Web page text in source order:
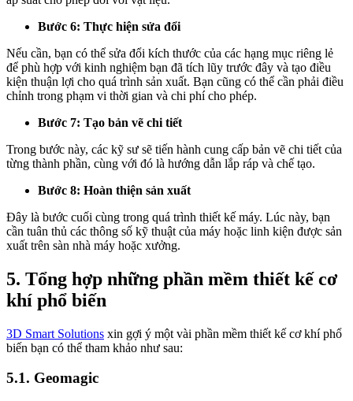
Bước 6: Thực hiện sửa đổi
Nếu cần, bạn có thể sửa đổi kích thước của các hạng mục riêng lẻ
để phù hợp với kinh nghiệm bạn đã tích lũy trước đây và tạo điều
kiện thuận lợi cho quá trình sản xuất. Bạn cũng có thể cần phải điều
chỉnh trong phạm vi thời gian và chi phí cho phép.
Bước 7: Tạo bản vẽ chi tiết
Trong bước này, các kỹ sư sẽ tiến hành cung cấp bản vẽ chi tiết của
từng thành phần, cùng với đó là hướng dẫn lắp ráp và chế tạo.
Bước 8: Hoàn thiện sản xuất
Đây là bước cuối cùng trong quá trình thiết kế máy. Lúc này, bạn
cần tuân thủ các thông số kỹ thuật của máy hoặc linh kiện được sản
xuất trên sàn nhà máy hoặc xưởng.
5. Tổng hợp những phần mềm thiết kế cơ
khí phổ biến
3D Smart Solutions xin gợi ý một vài phần mềm thiết kế cơ khí phổ
biến bạn có thể tham khảo như sau:
5.1. Geomagic